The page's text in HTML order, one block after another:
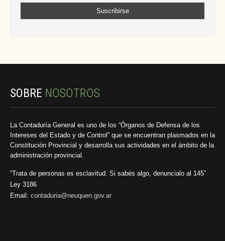
SOBRE NOSOTROS
La Contaduría General es uno de los “Órganos de Defensa de los
Intereses del Estado y de Control” que se encuentran plasmados en la
Constitución Provincial y desarrolla sus actividades en el ámbito de la
administración provincial.
“Trata de personas es esclavitud. Si sabés algo, denuncialo al 145”
Ley 3186
Email: contaduria@neuquen.gov.ar